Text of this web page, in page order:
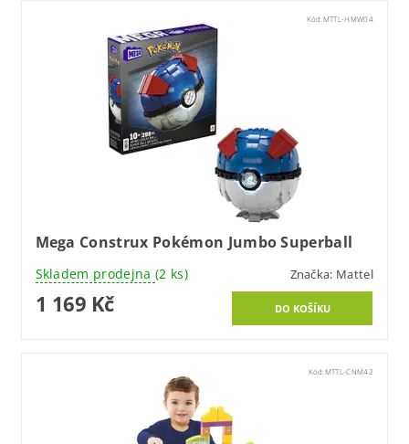
Kód: MTTL-HMW04
Mega Construx Pokémon Jumbo Superball
Skladem prodejna (2 ks) Značka: Mattel
1 169 Kč
Kód: MTTL-CNM42